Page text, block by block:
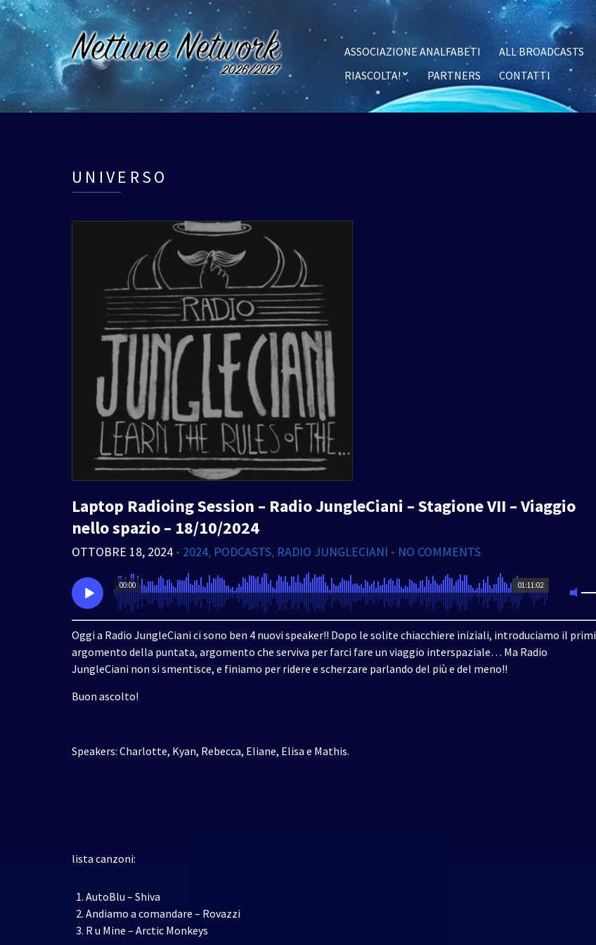
ASSOCIAZIONE ANALFABETI ALL BROADCASTS
RIASCOLTA!
PARTNERS CONTATTI
UNIVERSO
Laptop Radioing Session – Radio JungleCiani – Stagione VII – Viaggio
nello spazio – 18/10/2024
OTTOBRE 18, 2024 • 2024, PODCASTS, RADIO JUNGLECIANI • NO COMMENTS
01:11:02
00:00
Oggi a Radio JungleCiani ci sono ben 4 nuovi speaker!! Dopo le solite chiacchiere iniziali, introduciamo il primi
argomento della puntata, argomento che serviva per farci fare un viaggio interspaziale… Ma Radio
JungleCiani non si smentisce, e finiamo per ridere e scherzare parlando del più e del meno!!
Buon ascolto!
Speakers: Charlotte, Kyan, Rebecca, Eliane, Elisa e Mathis.
lista canzoni:
AutoBlu – Shiva
Andiamo a comandare – Rovazzi
R u Mine – Arctic Monkeys